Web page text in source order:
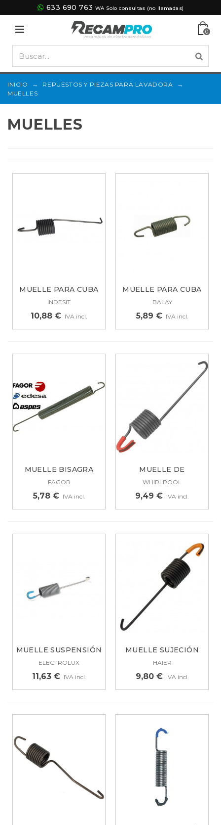
633 690 763 WA Solo consultas (no llamadas)
0
INICIO → REPUESTOS Y PIEZAS PARA LAVADORA
→
MUELLES
MUELLES
MUELLE PARA CUBA
LAVADORA...
INDESIT
10,88 € IVA incl.
MUELLE PARA CUBA
BALAY BOSCH...
BALAY
5,89 € IVA incl.
MUELLE BISAGRA
LAVAVAJILLAS...
FAGOR
5,78 € IVA incl.
MUELLE DE
SUSPENSIÓN
WHIRLPOOL
9,49 € IVA incl.
MUELLE SUSPENSIÓN
TAMBOR...
ELECTROLUX
11,63 € IVA incl.
MUELLE SUJECIÓN
CUBA LAVADORA...
HAIER
9,80 € IVA incl.